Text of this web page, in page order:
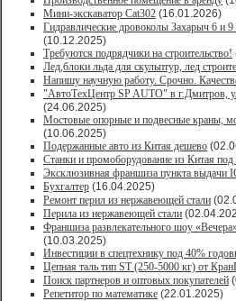
Мини-экскаватор Cat302 (16.01.2026)
Гидравлические дровоколы Захарыч 6 и 9
(10.12.2025)
Требуются подрядчики на строительство!
Лед,блоки льда для скульптур, лед
Напишу научную работу. Срочно.
"АвтоТехЦентр SP AUTO" в г.Дмитров,
(24.06.2025)
Мостовые опорные и подвесные краны,
(10.06.2025)
Подержанные авто из Китая дешево
Станки и промоборудование из Китая
Эксклюзивная франшиза пункта выдачи
Бухгалтер (16.04.2025)
Ремонт перил из нержавеющей стали
Перила из нержавеющей стали
Франшиза развлекательного шоу
(10.03.2025)
Инвестиции в спецтехнику под 40%
Цепная таль тип ST (250-5000 кг) от
Поиск партнеров и оптовых покупателей
Репетитор по математике (22.01.2025)